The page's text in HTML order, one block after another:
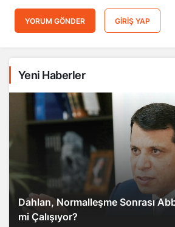
YORUM GÖNDER GIRIŞ YAP
Yeni Haberler
Dahlan, Normalleşme Sonrası
mi Çalışıyor?